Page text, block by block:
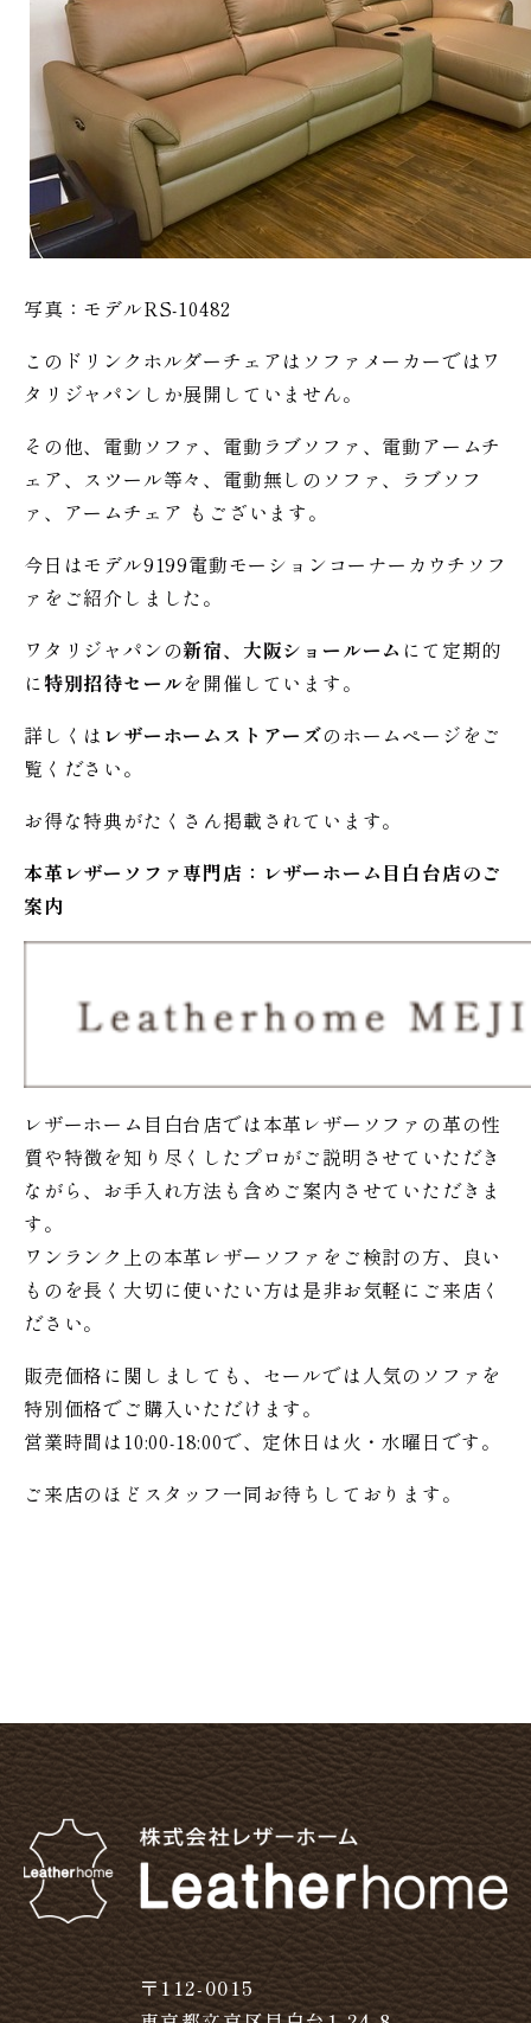
写真：モデルRS-10482
このドリンクホルダーチェアはソファメーカーではワ
タリジャパンしか展開していません。
その他、電動ソファ、電動ラブソファ、電動アームチ
ェア、スツール等々、電動無しのソファ、ラブソフ
ァ、アームチェア もございます。
今日はモデル9199電動モーションコーナーカウチソフ
ァをご紹介しました。
ワタリジャパンの新宿、大阪ショールーム にて定期的
に特別招待セールを開催しています。
詳しくは レザーホームストアーズのホームページをご
覧ください。
お得な特典がたくさん掲載されています。
本革レザーソファ専門店：レザーホーム 目白台店のご
案内
レザーホーム目白台店では本革レザーソファの革の性
質や特徴を知り尽くしたプロがご説明させていただき
ながら、お手入れ方法も含めご案内させていただきま
す。
ワンランク上の本革レザーソファをご検討の方、良い
ものを長く大切に使いたい方は是非お気軽にご来店く
ださい。
販売価格に関しましても、セールでは人気のソファを
特別価格でご購入いただけます。
営業時間は10:00-18:00で、定休日は火・水曜日です。
ご来店のほどスタッフ一同お待ちしております。
〒112-0015